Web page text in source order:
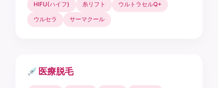
HIFU(ハイフ) 糸リフト ウルトラセルQ+
ウルセラ サーマクール
医療脱毛